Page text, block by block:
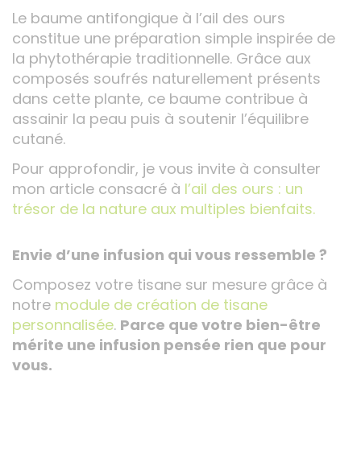
Le baume antifongique à l’ail des ours
constitue une préparation simple inspirée de
la phytothérapie traditionnelle. Grâce aux
composés soufrés naturellement présents
dans cette plante, ce baume contribue à
assainir la peau puis à soutenir l’équilibre
cutané.
Pour approfondir, je vous invite à consulter
mon article consacré à l’ail des ours : un
trésor de la nature aux multiples bienfaits.
Envie d’une infusion qui vous ressemble ?
Composez votre tisane sur mesure grâce à
notre module de création de tisane
personnalisée. Parce que votre bien-être
mérite une infusion pensée rien que pour
vous.